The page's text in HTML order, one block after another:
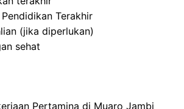
Terakhir
(jika diperlukan)
sehat
Pertamina di Muaro Jambi